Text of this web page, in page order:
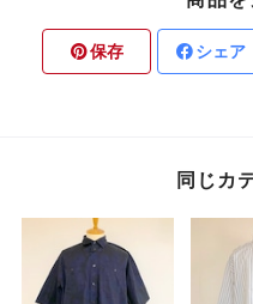
保存 シェア
同じカ